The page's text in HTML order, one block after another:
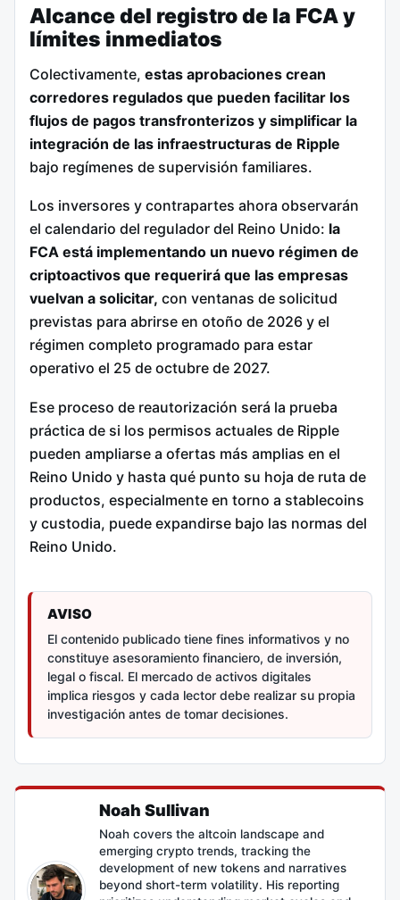
Alcance del registro de la FCA y
límites inmediatos
Colectivamente, estas aprobaciones crean
corredores regulados que pueden facilitar los
flujos de pagos transfronterizos y simplificar la
integración de las infraestructuras de Ripple
bajo regímenes de supervisión familiares.
Los inversores y contrapartes ahora observarán
el calendario del regulador del Reino Unido: la
FCA está implementando un nuevo régimen de
criptoactivos que requerirá que las empresas
vuelvan a solicitar, con ventanas de solicitud
previstas para abrirse en otoño de 2026 y el
régimen completo programado para estar
operativo el 25 de octubre de 2027.
Ese proceso de reautorización será la prueba
práctica de si los permisos actuales de Ripple
pueden ampliarse a ofertas más amplias en el
Reino Unido y hasta qué punto su hoja de ruta de
productos, especialmente en torno a stablecoins
y custodia, puede expandirse bajo las normas del
Reino Unido.
AVISO
El contenido publicado tiene fines informativos y no
constituye asesoramiento financiero, de inversión,
legal o fiscal. El mercado de activos digitales
implica riesgos y cada lector debe realizar su propia
investigación antes de tomar decisiones.
Noah Sullivan
Noah covers the altcoin landscape and
emerging crypto trends, tracking the
development of new tokens and narratives
beyond short-term volatility. His reporting